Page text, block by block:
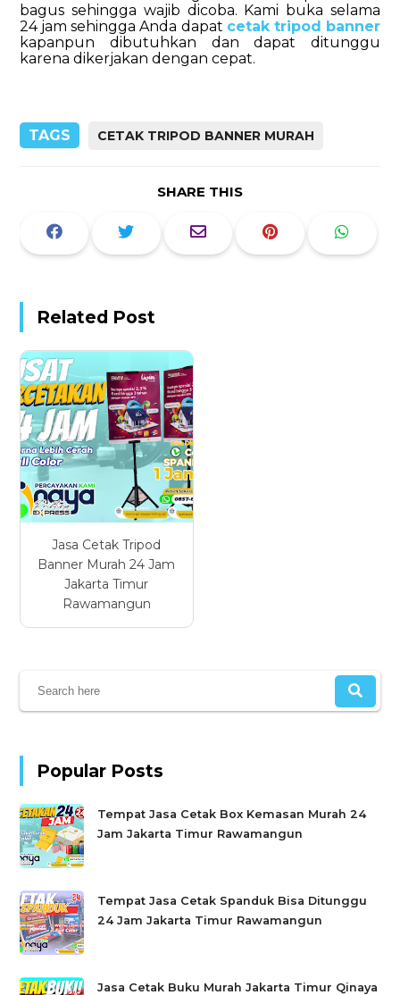
bagus sehingga wajib dicoba. Kami buka selama
24 jam sehingga Anda dapat cetak tripod banner
kapanpun dibutuhkan dan dapat ditunggu
karena dikerjakan dengan cepat.
TAGS CETAK TRIPOD BANNER MURAH
SHARE THIS
Related Post
Jasa Cetak Tripod
Banner Murah 24 Jam
Jakarta Timur
Rawamangun
Popular Posts
Tempat Jasa Cetak Box Kemasan Murah 24
Jam Jakarta Timur Rawamangun
Tempat Jasa Cetak Spanduk Bisa Ditunggu
24 Jam Jakarta Timur Rawamangun
Jasa Cetak Buku Murah Jakarta Timur Qinaya